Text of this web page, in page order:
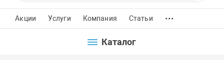
Акции Услуги Компания Статьи ...
Каталог